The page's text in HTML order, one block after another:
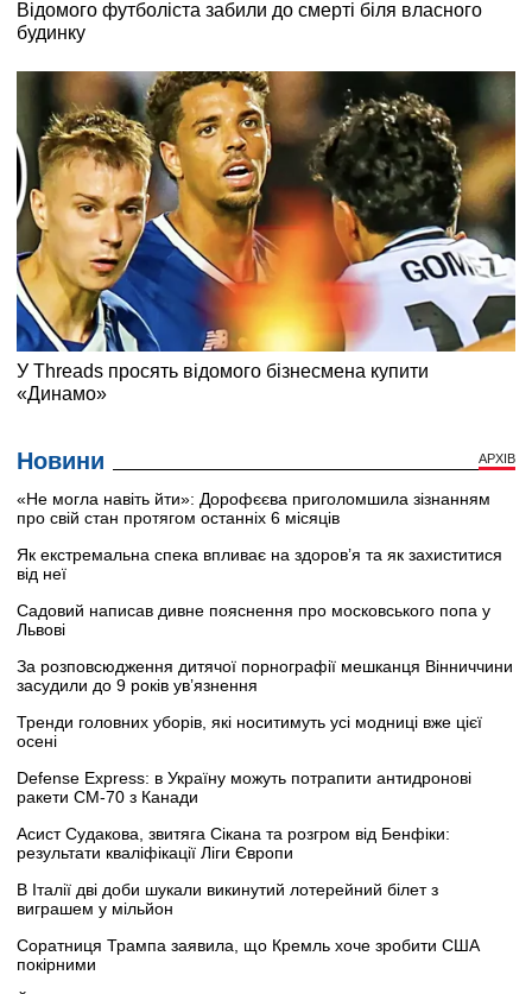
Новини АРХІВ
«Не могла навіть йти»: Дорофєєва приголомшила зізнанням
про свій стан протягом останніх 6 місяців
Як екстремальна спека впливає на здоров’я та як захиститися
від неї
Садовий написав дивне пояснення про московського попа у
Львові
За розповсюдження дитячої порнографії мешканця Вінниччини
засудили до 9 років ув’язнення
Тренди головних уборів, які носитимуть усі модниці вже цієї
осені
Defense Express: в Україну можуть потрапити антидронові
ракети CM-70 з Канади
Асист Судакова, звитяга Сікана та розгром від Бенфіки:
результати кваліфікації Ліги Європи
В Італії дві доби шукали викинутий лотерейний білет з
виграшем у мільйон
Соратниця Трампа заявила, що Кремль хоче зробити США
покірними